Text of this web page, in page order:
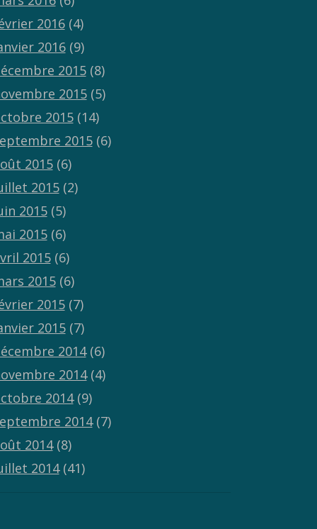
2016(4)
2016(9)
2015(8)
2015(5)
2015(14)
2015(6)
2015(6)
2015(2)
2015(5)
2015(6)
2015(6)
2015(6)
2015(7)
2015(7)
2014(6)
2014(4)
2014(9)
2014(7)
2014(8)
2014(41)